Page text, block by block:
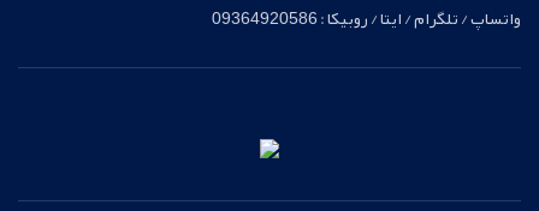
واتساپ / تلگرام / ایتا / روبیکا : 09364920586